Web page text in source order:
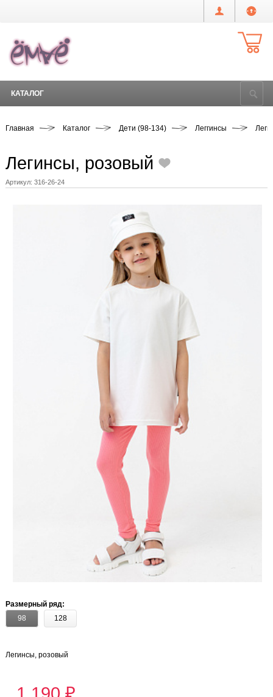
КАТАЛОГ
Главная Каталог Дети (98-134) Леггинсы
Легинсы, розовый
Артикул: 316-26-24
Размерный ряд:
98
128
Легинсы, розовый